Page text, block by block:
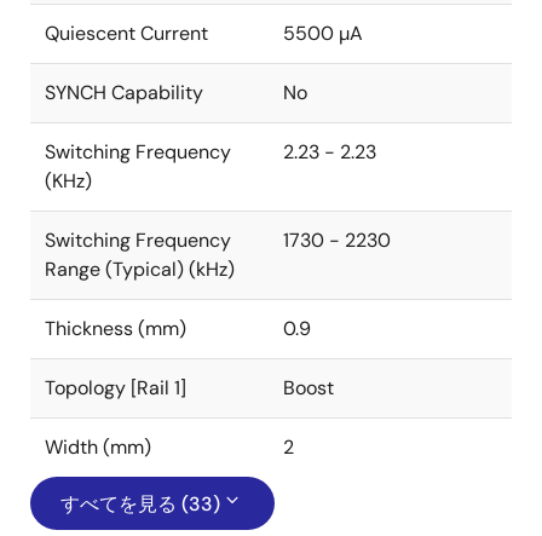
Quiescent Current 5500 µA
SYNCH Capability No
Switching Frequency
(KHz)
2.23 - 2.23
Switching Frequency
Range (Typical) (kHz)
1730 - 2230
Thickness (mm) 0.9
Topology [Rail 1] Boost
Width (mm) 2
すべてを見る (33)